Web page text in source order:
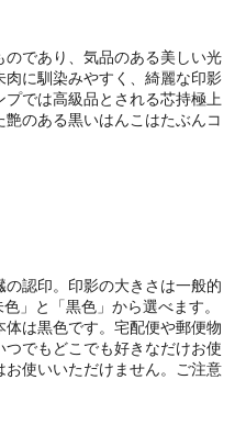
であり、気品のある美しい光
に馴染みやすく、綺麗な印影
では高級品とされる芯持極上
のある黒いはんこはたぶんコ
認印。印影の大きさは一般的
」と「黒色」から選べます。
は黒色です。宅配便や郵便物
でもどこでも好きなだけお使
使いいただけません。ご注意